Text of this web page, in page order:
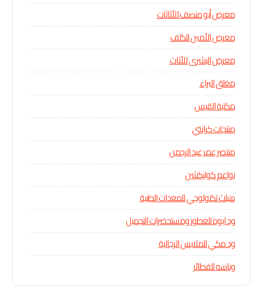
معرض أبو منصف للأثاثات
معرض الأمين للكلف
معرض البشرى للأثاث
مغلق البراء
مكتبة القبس
منتجات كرانتي
منتصر عمر عبد الرحمن
نواعم كوليكشن
هيلث تكنولوجي للمعدات الطبية
ود ابوه للعطور ومستحضرات التجميل
ود مكي للملابس الرجالية
وناسه للفطائر